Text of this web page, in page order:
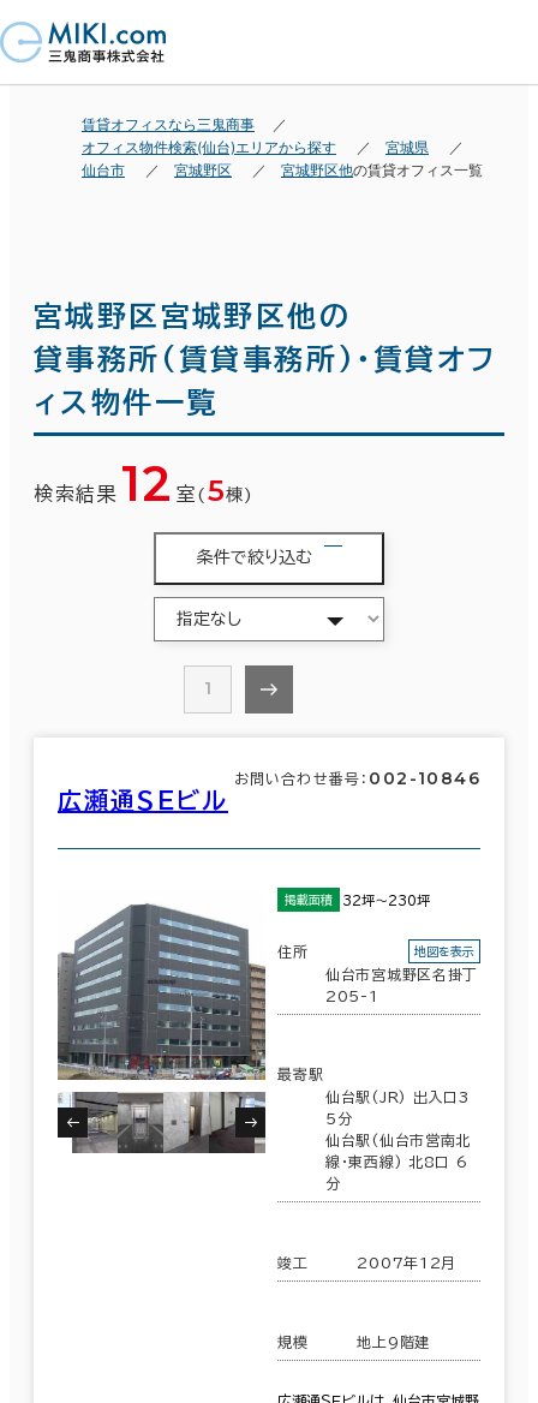
賃貸オフィスなら三鬼商事
オフィス物件検索(仙台)エリアから探す
宮城県
仙台市
宮城野区 宮城野区他の賃貸オフィス一覧
宮城野区宮城野区他の
貸事務所(賃貸事務所)・賃貸オフ
ィス物件一覧
検索結果 12 室 ( 5棟)
条件で絞り込む
1
広瀬通ＳＥビル
お問い合わせ番号： 002-10846
掲載面積 32坪～230坪
住所
仙台市宮城野区名掛丁
205-1
地図を表示
最寄駅
仙台駅(JR) 出入口3
5分
仙台駅(仙台市営南北
線･東西線) 北8口 6
分
竣工 2007年12月
規模 地上9階建